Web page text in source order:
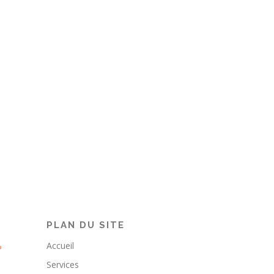
PLAN DU SITE
Accueil
Services